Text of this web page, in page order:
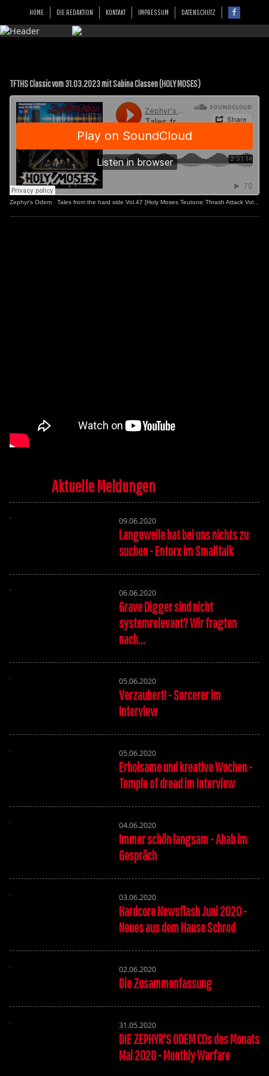
HOME DIE REDAKTION KONTAKT IMPRESSUM DATENSCHUTZ
TFTHS Classic vom 31.03.2023 mit Sabina Classen (HOLY MOSES)
Zephyr's Odem · Tales from the hard side Vol.47 [Holy Moses Teutonic Thrash Attack Vol.2]
Aktuelle Meldungen
09.06.2020
Langeweile hat bei uns nichts zu
suchen - Entorx im Smalltalk
06.06.2020
Grave Digger sind nicht
systemrelevant? Wir fragten
nach...
05.06.2020
Verzaubert! - Sorcerer im
Interview
05.06.2020
Erholsame und kreative Wochen -
Temple of dread im Interview
04.06.2020
Immer schön langsam - Ahab im
Gespräch
03.06.2020
Hardcore Newsflash Juni 2020 -
Neues aus dem Hause Schrod
02.06.2020
Die Zusammenfassung
31.05.2020
DIE ZEPHYR'S ODEM CDs des Monats
Mai 2020 - Monthly Warfare